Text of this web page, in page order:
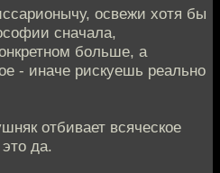
освежи хотя бы
сначала,
больше, а
- иначе рискуешь реально
отбивает всяческое
да.